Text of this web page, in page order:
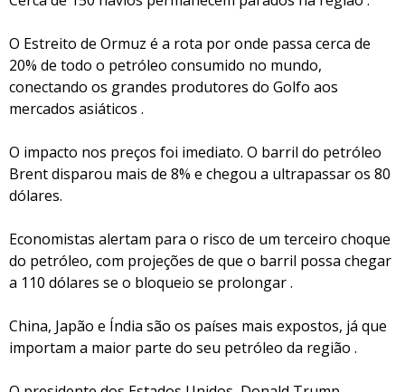
O Estreito de Ormuz é a rota por onde passa cerca de
20% de todo o petróleo consumido no mundo,
conectando os grandes produtores do Golfo aos
mercados asiáticos .
O impacto nos preços foi imediato. O barril do petróleo
Brent disparou mais de 8% e chegou a ultrapassar os 80
dólares.
Economistas alertam para o risco de um terceiro choque
do petróleo, com projeções de que o barril possa chegar
a 110 dólares se o bloqueio se prolongar .
China, Japão e Índia são os países mais expostos, já que
importam a maior parte do seu petróleo da região .